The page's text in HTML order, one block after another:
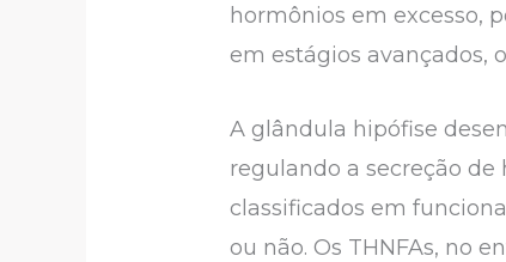
hormônios em excesso,
em estágios avançados,
A glândula hipófise
regulando a secreção
classificados em
ou não. Os THNFAs, no